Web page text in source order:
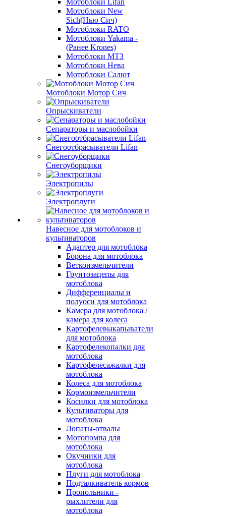
Мотоблоки Lifan
Мотоблоки New
Sich(Нью Сич)
Мотоблоки RATO
Мотоблоки Yakama -
(Ранее Krones)
Мотоблоки МТЗ
Мотоблоки Нева
Мотоблоки Салют
Мотоблоки Мотор Сич
Опрыскиватели
Сепараторы и маслобойки
Снегоотбрасыватели Lifan
Снегоуборщики
Электропилы
Электроплуги
Навесное для мотоблоков и
культиваторов
Адаптер для мотоблока
Борона для мотоблока
Веткоизмельчители
Грунтозацепы для
мотоблока
Дифференциалы и
полуоси для мотоблока
Камера для мотоблока /
камера для колеса
Картофелевыкапыватели
для мотоблока
Картофелекопалки для
мотоблока
Картофелесажалки для
мотоблока
Колеса для мотоблока
Кормоизмельчители
Косилки для мотоблока
Культиваторы для
мотоблока
Лопаты-отвалы
Мотопомпа для
мотоблока
Окучники для
мотоблока
Плуги для мотоблока
Подталкиватель кормов
Пропольники -
рыхлители для
мотоблока